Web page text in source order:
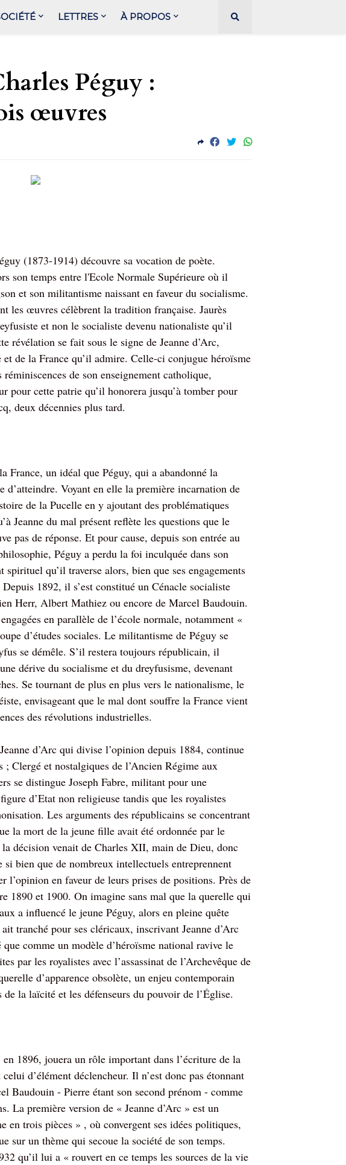
LETTRES À PROPOS
Péguy :
œuvres
(1873-1914) découvre sa vocation de poète.
son temps entre l'Ecole Normale Supérieure où il
et son militantisme naissant en faveur du socialisme.
les œuvres célèbrent la tradition française. Jaurès
et non le socialiste devenu nationaliste qu’il
révélation se fait sous le signe de Jeanne d’Arc,
de la France qu’il admire. Celle-ci conjugue héroïsme
de son enseignement catholique,
pour cette patrie qu’il honorera jusqu’à tomber pour
deux décennies plus tard.
France, un idéal que Péguy, qui a abandonné la
d’atteindre. Voyant en elle la première incarnation de
de la Pucelle en y ajoutant des problématiques
Jeanne du mal présent reflète les questions que le
pas de réponse. Et pour cause, depuis son entrée au
Péguy a perdu la foi inculquée dans son
spirituel qu’il traverse alors, bien que ses engagements
1892, il s’est constitué un Cénacle socialiste
Herr, Albert Mathiez ou encore de Marcel Baudouin.
en parallèle de l’école normale, notamment «
d’études sociales. Le militantisme de Péguy se
se démêle. S’il restera toujours républicain, il
dérive du socialisme et du dreyfusisme, devenant
Se tournant de plus en plus vers le nationalisme, le
envisageant que le mal dont souffre la France vient
des révolutions industrielles.
d’Arc qui divise l’opinion depuis 1884, continue
; Clergé et nostalgiques de l’Ancien Régime aux
se distingue Joseph Fabre, militant pour une
d’Etat non religieuse tandis que les royalistes
Les arguments des républicains se concentrant
la mort de la jeune fille avait été ordonnée par le
décision venait de Charles XII, main de Dieu, donc
bien que de nombreux intellectuels entreprennent
l’opinion en faveur de leurs prises de positions. Près de
1890 et 1900. On imagine sans mal que la querelle qui
a influencé le jeune Péguy, alors en pleine quête
tranché pour ses cléricaux, inscrivant Jeanne d’Arc
comme un modèle d’héroïsme national ravive le
par les royalistes avec l’assassinat de l’Archevêque de
d’apparence obsolète, un enjeu contemporain
la laïcité et les défenseurs du pouvoir de l’Église.
1896, jouera un rôle important dans l’écriture de la
d’élément déclencheur. Il n’est donc pas étonnant
Baudouin - Pierre étant son second prénom - comme
La première version de « Jeanne d’Arc » est un
en trois pièces » , où convergent ses idées politiques,
sur un thème qui secoue la société de son temps.
qu’il lui a « rouvert en ce temps les sources de la vie